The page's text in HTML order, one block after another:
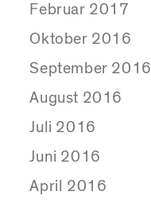
Februar 2017
Oktober 2016
September 2016
August 2016
Juli 2016
Juni 2016
April 2016